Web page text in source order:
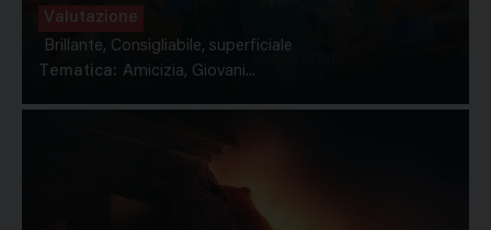
Valutazione
Brillante, Consigliabile, superficiale
Tematica: Amicizia, Giovani...